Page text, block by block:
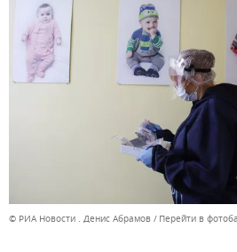
© РИА Новости . Денис Абрамов Перейти в